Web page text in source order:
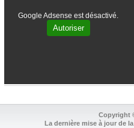
Google Adsense est désactivé.
Autoriser
Copyright
La dernière mise à jour de